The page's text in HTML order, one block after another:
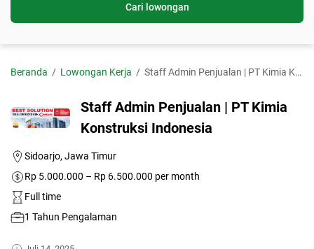
Cari lowongan
Beranda Lowongan Kerja Staff Admin Penjualan | PT Kimia Konstruksi Indonesia
Staff Admin Penjualan | PT Kimia
Konstruksi Indonesia
Sidoarjo, Jawa Timur
Rp 5.000.000 – Rp 6.500.000 per month
Full time
1 Tahun Pengalaman